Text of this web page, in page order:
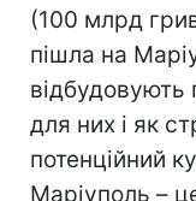
(100 млрд
пішла на
відбудовують
для них і як
потенційний
Маріуполь –